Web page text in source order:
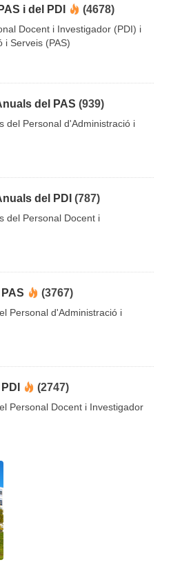
i del PDI (4678)
Docent i Investigador (PDI) i
i Serveis (PAS)
del PAS (939)
del Personal d'Administració i
del PDI (787)
del Personal Docent i
(3767)
Personal d'Administració i
(2747)
Personal Docent i Investigador